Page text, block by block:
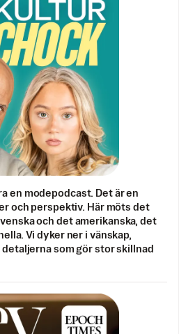
en modepodcast. Det är en
och perspektiv. Här möts det
och det amerikanska, det
Vi dyker ner i vänskap,
detaljerna som gör stor skillnad